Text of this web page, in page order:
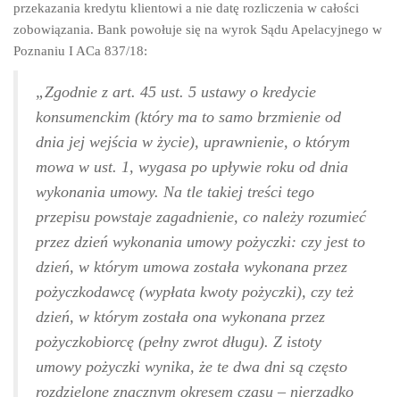
przekazania kredytu klientowi a nie datę rozliczenia w całości
zobowiązania. Bank powołuje się na wyrok Sądu Apelacyjnego w
Poznaniu I ACa 837/18:
„Zgodnie z art. 45 ust. 5 ustawy o kredycie
konsumenckim (który ma to samo brzmienie od
dnia jej wejścia w życie), uprawnienie, o którym
mowa w ust. 1, wygasa po upływie roku od dnia
wykonania umowy. Na tle takiej treści tego
przepisu powstaje zagadnienie, co należy rozumieć
przez dzień wykonania umowy pożyczki: czy jest to
dzień, w którym umowa została wykonana przez
pożyczkodawcę (wypłata kwoty pożyczki), czy też
dzień, w którym została ona wykonana przez
pożyczkobiorcę (pełny zwrot długu). Z istoty
umowy pożyczki wynika, że te dwa dni są często
rozdzielone znacznym okresem czasu – nierzadko